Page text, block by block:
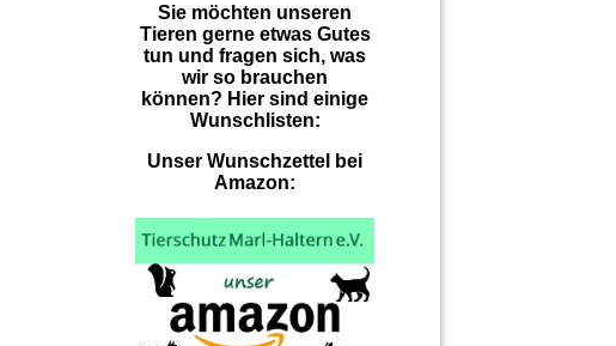
Sie möchten unseren
Tieren gerne etwas Gutes
tun und fragen sich, was
wir so brauchen
können? Hier sind einige
Wunschlisten:
Unser Wunschzettel bei
Amazon: